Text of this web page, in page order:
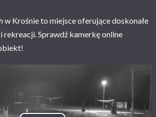
w Krośnie to miejsce oferujące doskonałe
rekreacji. Sprawdź kamerkę online